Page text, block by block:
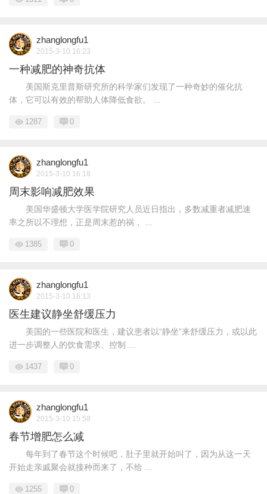
zhanglongfu1
2015-3-10 16:23
一种减肥的神奇抗体
美国斯克里普斯研究所的科学家们发现了一种奇妙的催化抗
体，它可以有效的帮助人体降低食欲。 ...
1287 0
zhanglongfu1
2015-3-10 16:18
周末影响减肥效果
美国华盛顿大学医学院研究人员近日指出，多数减重者减肥速
率之所以不理想，正是周末惹的祸， ...
1385 0
zhanglongfu1
2015-3-10 16:13
医生建议静坐舒缓压力
美国的一些医院和医生，建议患者以“静坐”来舒缓压力，或以此
进一步调整人的饮食需求、控制 ...
1437 0
zhanglongfu1
2015-3-10 15:58
春节增肥怎么减
每年到了春节这个时候吧，肚子里就开始叫了，因为从这一天
开始走亲戚聚会就接种而来了，不给 ...
1255 0